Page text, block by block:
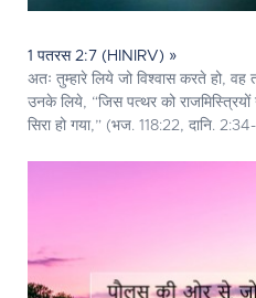
1 पतरस 2:7 (HINIRV) »
अतः तुम्हारे लिये जो विश्वास करते हो, वह
उनके लिये, “जिस पत्थर को राजमिस्त्रियों
सिरा हो गया,” (भज. 118:22, दानि.